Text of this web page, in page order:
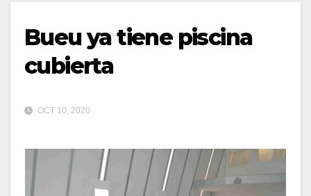
Bueu ya tiene piscina
cubierta
OCT 10, 2020